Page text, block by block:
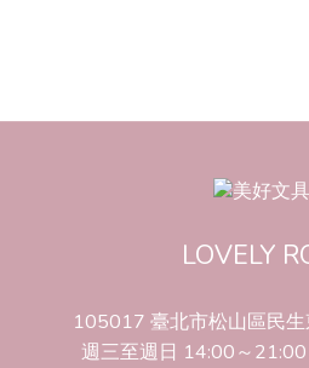
LOVELY
105017 臺北市松山區民
週三至週日 14:00～21:00